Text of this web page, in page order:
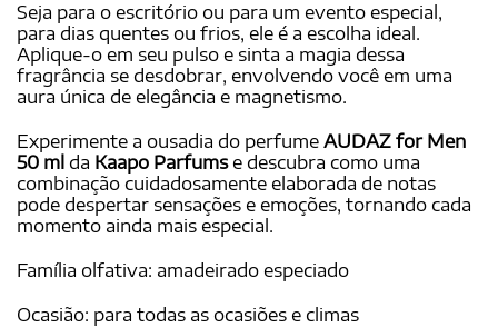
Seja para o escritório ou para um evento especial,
para dias quentes ou frios, ele é a escolha ideal.
Aplique-o em seu pulso e sinta a magia dessa
fragrância se desdobrar, envolvendo você em uma
aura única de elegância e magnetismo.
Experimente a ousadia do perfume AUDAZ for Men
50 ml da Kaapo Parfumse descubra como uma
combinação cuidadosamente elaborada de notas
pode despertar sensações e emoções, tornando cada
momento ainda mais especial.
Família olfativa: amadeirado especiado
Ocasião: para todas as ocasiões e climas